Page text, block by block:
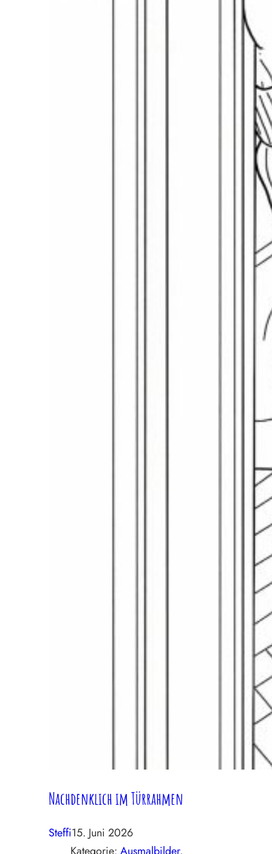
Nachdenklich im Türrahmen
Steffi15. Juni 2026
Kategorie: Ausmalbilder